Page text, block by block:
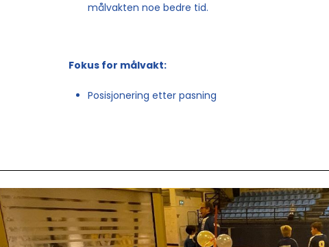
målvakten noe bedre tid.
Fokus for målvakt:
Posisjonering etter pasning